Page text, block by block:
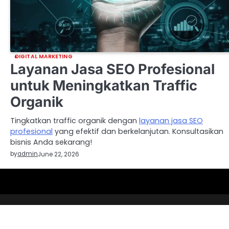
DIGITAL MARKETING
Layanan Jasa SEO Profesional
untuk Meningkatkan Traffic
Organik
Tingkatkan traffic organik dengan layanan jasa SEO
profesional yang efektif dan berkelanjutan. Konsultasikan
bisnis Anda sekarang!
byadminJune 22, 2026